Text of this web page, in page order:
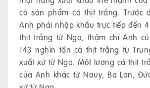
có sản phẩm cá thịt trắng. Trước
Anh phải nhập khẩu trực tiếp đến
thịt trắng từ Nga, thậm chí Anh
143 nghìn tấn cá thịt trắng từ
xuất xứ từ Nga. Một lượng cá thịt
của Anh khác từ Nauy, Ba Lan,